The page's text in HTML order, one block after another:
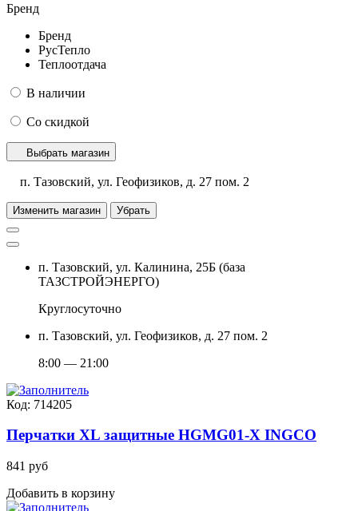
Бренд
Бренд
РусТепло
Теплоотдача
В наличии
Со скидкой
Выбрать магазин
п. Тазовский, ул. Геофизиков, д. 27 пом. 2
Изменить магазин Убрать
п. Тазовский, ул. Калинина, 25Б (база
ТАЗСТРОЙЭНЕРГО)
Круглосуточно
п. Тазовский, ул. Геофизиков, д. 27 пом. 2
8:00 — 21:00
Код: 714205
Перчатки XL защитные HGMG01-X INGCO
841 руб
Добавить в корзину